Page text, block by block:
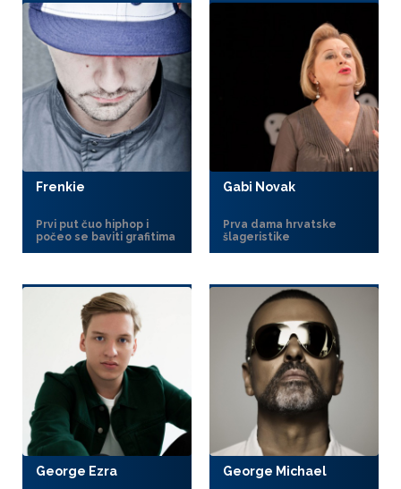
Frenkie
Prvi put čuo hiphop i
počeo se baviti grafitima
Gabi Novak
Prva dama hrvatske
šlageristike
George Ezra George Michael